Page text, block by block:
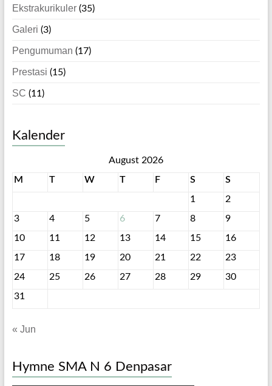
Ekstrakurikuler(35)
Galeri (3)
Pengumuman (17)
Prestasi (15)
SC (11)
Kalender
August 2026
M
T W T F S
S
1
2
3
4 5 6 7 8
9
10
11 12 13 14 15
16
17
18 19 20 21 22
23
24
25 26 27 28 29
30
31
« Jun
Hymne SMA N 6 Denpasar